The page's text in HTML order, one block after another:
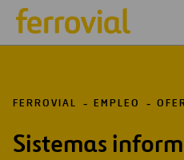
FERROVIAL EMPLEO
Sistemas